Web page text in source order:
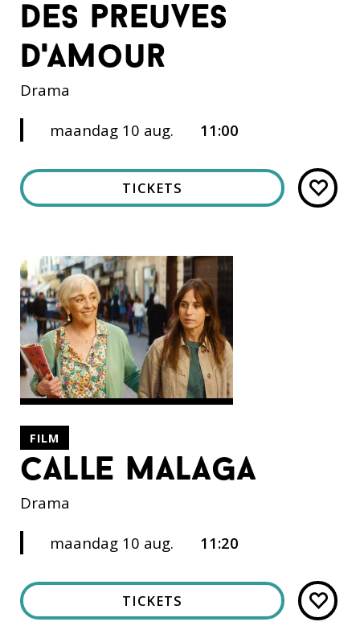
des preuves
d'amour
Drama
maandag 10 aug. 11:00
TICKETS
calle malaga
Drama
FILM
maandag 10 aug. 11:20
TICKETS